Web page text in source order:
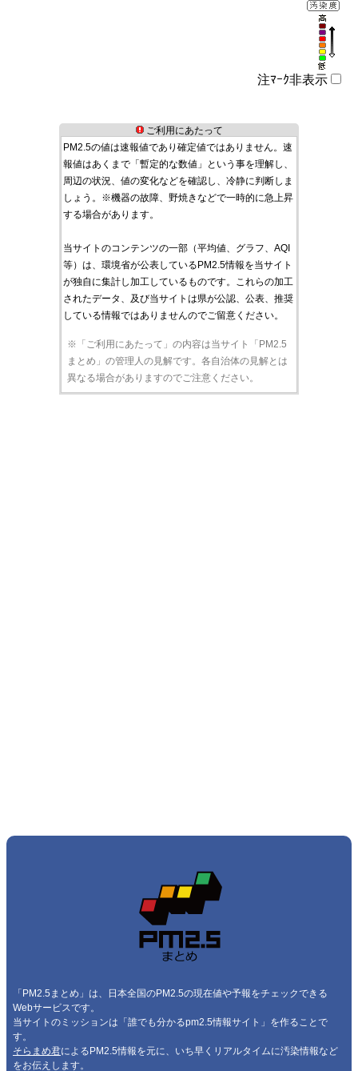
注ﾏｰｸ非表示
ご利用にあたって
PM2.5の値は速報値であり確定値ではありません。速
報値はあくまで「暫定的な数値」という事を理解し、
周辺の状況、値の変化などを確認し、冷静に判断しま
しょう。※機器の故障、野焼きなどで一時的に急上昇
する場合があります。
当サイトのコンテンツの一部（平均値、グラフ、AQI
等）は、環境省が公表しているPM2.5情報を当サイト
が独自に集計し加工しているものです。これらの加工
されたデータ、及び当サイトは県が公認、公表、推奨
している情報ではありませんのでご留意ください。
※「ご利用にあたって」の内容は当サイト「PM2.5
まとめ」の管理人の見解です。各自治体の見解とは
異なる場合がありますのでご注意ください。
「PM2.5まとめ」は、日本全国のPM2.5の現在値や予報をチェックできる
Webサービスです。
当サイトのミッションは「誰でも分かるpm2.5情報サイト」を作ることで
す。
そらまめ君によるPM2.5情報を元に、いち早くリアルタイムに汚染情報など
をお伝えします。